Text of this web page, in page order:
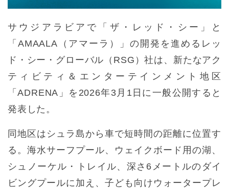
サウジアラビアで「ザ・レッド・シー」と
「AMAALA（アマーラ）」の開発を進めるレッ
ド・シー・グローバル（RSG）社は、新たなアク
ティビティ＆エンターテインメント地区
「ADRENA」を2026年3月1日に一般公開すると
発表した。
同地区はシュラ島から車で短時間の距離に位置す
る。海水サーフプール、ウェイクボード用の湖、
シュノーケル・トレイル、深さ6メートルのダイ
ビングプールに加え、子ども向けウォータープレ